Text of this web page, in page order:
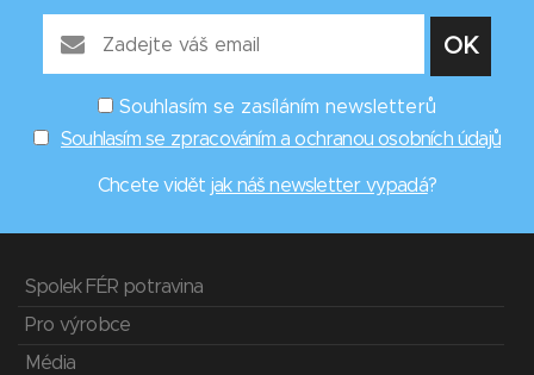
Souhlasím se zasíláním newsletterů
Souhlasím se zpracováním a ochranou osobních údajů
Chcete vidět jak náš newsletter vypadá?
Spolek FÉR potravina
Pro výrobce
Média